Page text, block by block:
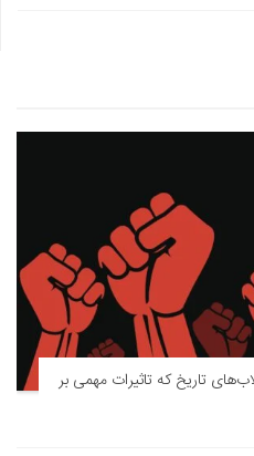
تاریخ که تاثیرات مهمی بر